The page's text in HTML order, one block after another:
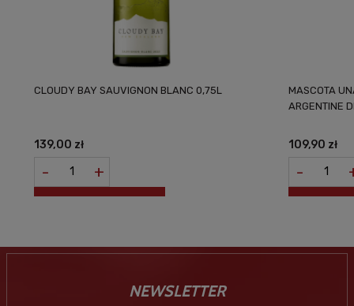
CLOUDY BAY SAUVIGNON BLANC 0,75L
139,00 zł
- +
MASCOTA
ARGENTINE
109,90 zł
-
NEWSLETTER